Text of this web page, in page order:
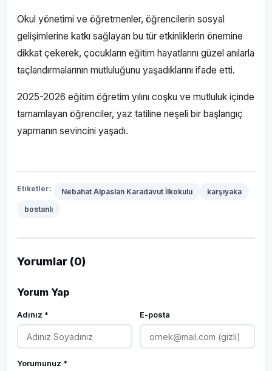
Okul yönetimi ve öğretmenler, öğrencilerin sosyal
gelişimlerine katkı sağlayan bu tür etkinliklerin önemine
dikkat çekerek, çocukların eğitim hayatlarını güzel anılarla
taçlandırmalarının mutluluğunu yaşadıklarını ifade etti.
2025-2026 eğitim öğretim yılını coşku ve mutluluk içinde
tamamlayan öğrenciler, yaz tatiline neşeli bir başlangıç
yapmanın sevincini yaşadı.
Etiketler: Nebahat Alpaslan Karadavut İlkokulu
karşıyaka
bostanlı
Yorumlar (0)
Yorum Yap
Adınız * E-posta
Yorumunuz *